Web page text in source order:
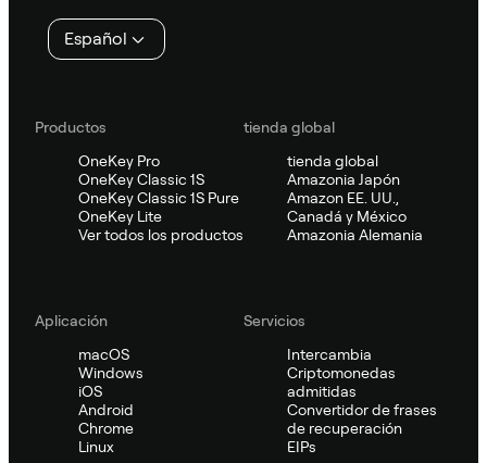
página
Español
Productos
OneKey Pro
OneKey Classic 1S
OneKey Classic 1S Pure
OneKey Lite
Ver todos los productos
tienda global
tienda global
Amazonia Japón
Amazon EE. UU.,
Canadá y México
Amazonia Alemania
Aplicación
macOS
Windows
iOS
Android
Chrome
Linux
Servicios
Intercambia
Criptomonedas
admitidas
Convertidor de frases
de recuperación
EIPs